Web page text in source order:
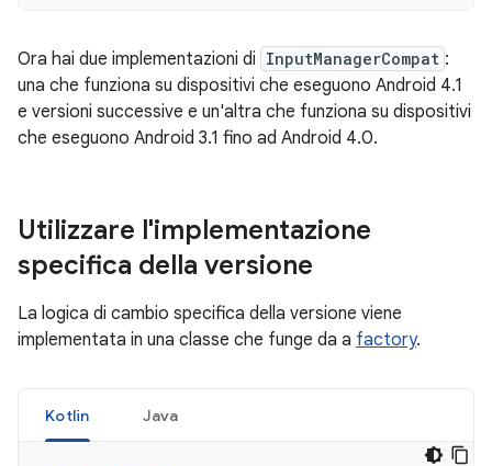
Ora hai due implementazioni di InputManagerCompat :
una che funziona su dispositivi che eseguono Android 4.1
e versioni successive e un'altra che funziona su dispositivi
che eseguono Android 3.1 fino ad Android 4.0.
Utilizzare l'implementazione
specifica della versione
La logica di cambio specifica della versione viene
implementata in una classe che funge da a factory.
Kotlin Java